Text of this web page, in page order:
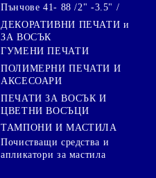
Пънчове 41- 88 /2" -3.5" /
ДЕКОРАТИВНИ ПЕЧАТИ и
ЗА ВОСЪК
ГУМЕНИ ПЕЧАТИ
ПОЛИМЕРНИ ПЕЧАТИ И
АКСЕСОАРИ
ПЕЧАТИ ЗА ВОСЪК И
ЦВЕТНИ ВОСЪЦИ
ТАМПОНИ И МАСТИЛА
Почистващи средства и
апликатори за мастила